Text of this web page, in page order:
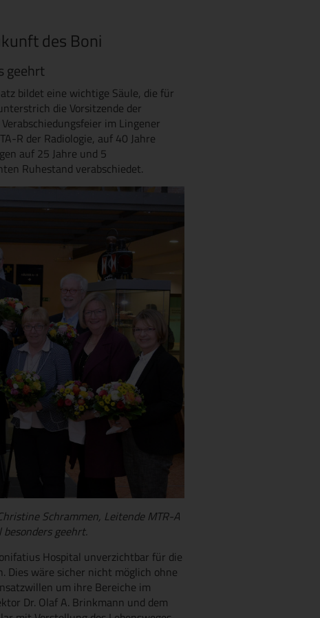
des Boni
geehrt
bildet eine wichtige Säule, die für
die Vorsitzende der
im Lingener
R der Radiologie, auf 40 Jahre
auf 25 Jahre und 5
Ruhestand verabschiedet.
Schrammen, Leitende MTR-A
geehrt.
Hospital unverzichtbar für die
Dies wäre sicher nicht möglich ohne
um ihre Bereiche im
Dr. Olaf A. Brinkmann und dem